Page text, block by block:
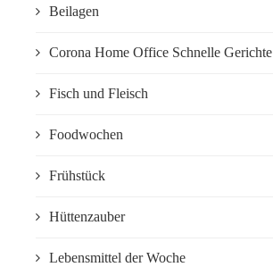
Beilagen
Corona Home Office Schnelle Gerichte
Fisch und Fleisch
Foodwochen
Frühstück
Hüttenzauber
Lebensmittel der Woche